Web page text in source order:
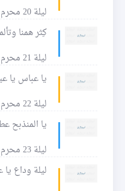
ليلة 20 محرم 1438 للهجرة
كِثر همنا
ليلة 21 محرم 1438 للهجرة
يا عباس يا
ليلة 22 محرم 1438 للهجرة
يا المنذبح
ليلة 23 محرم 1438 للهجرة
ليلة وداع